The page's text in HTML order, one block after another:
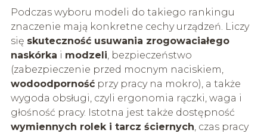
Podczas wyboru modeli do takiego rankingu
znaczenie mają konkretne cechy urządzeń. Liczy
się skuteczność usuwania zrogowaciałego
naskórka i modzeli , bezpieczeństwo
(zabezpieczenie przed mocnym naciskiem,
wodoodpornośćprzy pracy na mokro), a także
wygoda obsługi, czyli ergonomia rączki, waga i
głośność pracy. Istotna jest także dostępność
wymiennych rolek i tarcz ściernych , czas pracy